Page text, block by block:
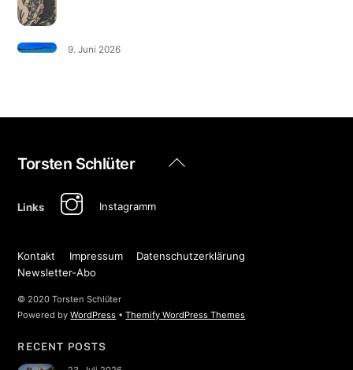
9. Juni 2026
Back
Torsten Schlüter
Links Instagramm
Kontakt Impressum
Datenschutzerklärung
Newsletter-Abo
© 2020 Torsten Schlüter
Powered byWordPress •Themify WordPress Themes
RECENT POSTS